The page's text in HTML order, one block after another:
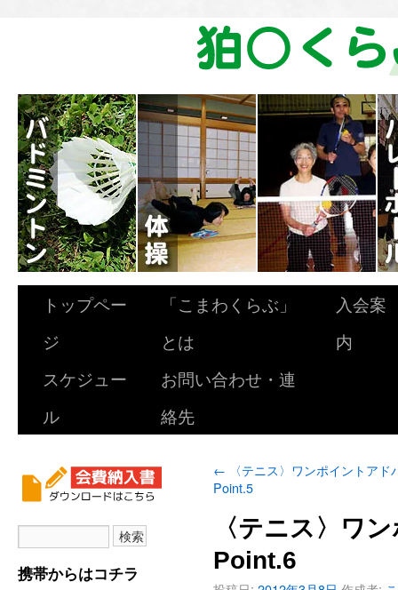
トップペー
ジ
「こまわくらぶ」
とは
入会案
内
スケジュー
ル
お問い合わせ・連
絡先
携帯からはコチラ
← 〈テニス〉ワンポイントアド
Point.5
〈テニス〉ワ
Point.6